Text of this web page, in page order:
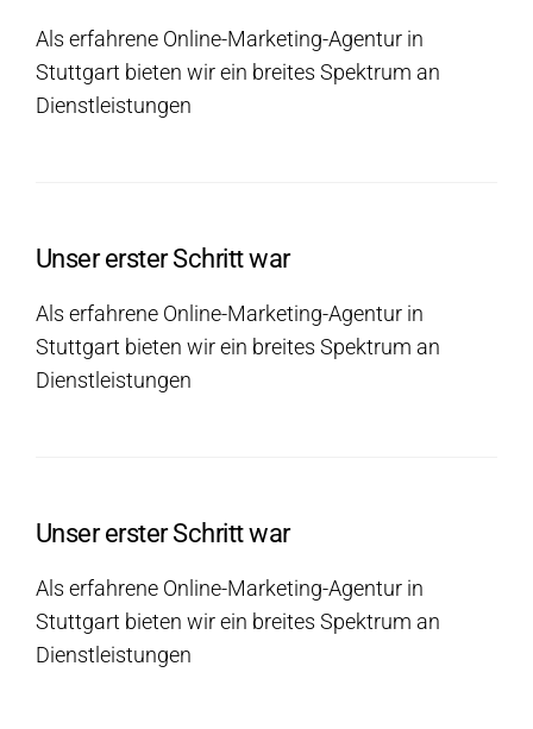
Als erfahrene Online-Marketing-Agentur in
Stuttgart bieten wir ein breites Spektrum an
Dienstleistungen
Unser erster Schritt war
Als erfahrene Online-Marketing-Agentur in
Stuttgart bieten wir ein breites Spektrum an
Dienstleistungen
Unser erster Schritt war
Als erfahrene Online-Marketing-Agentur in
Stuttgart bieten wir ein breites Spektrum an
Dienstleistungen